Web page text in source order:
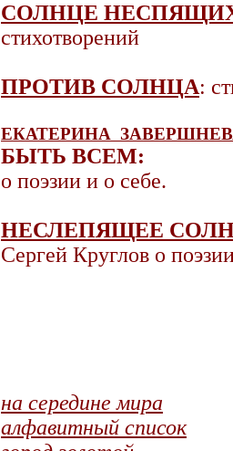
СОЛНЦЕ
стихотворений
ПРОТИВ СОЛНЦА:
ЕКАТЕРИНА
БЫТЬ ВСЕМ:
о поэзии и о себе.
НЕСЛЕПЯЩЕЕ
Сергей Круглов о
на середине мира
алфавитный список